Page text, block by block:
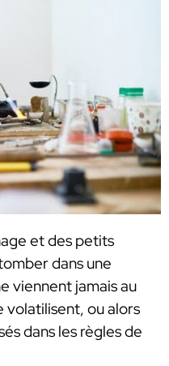
et des petits
dans une
viennent jamais au
volatilisent, ou alors
dans les règles de